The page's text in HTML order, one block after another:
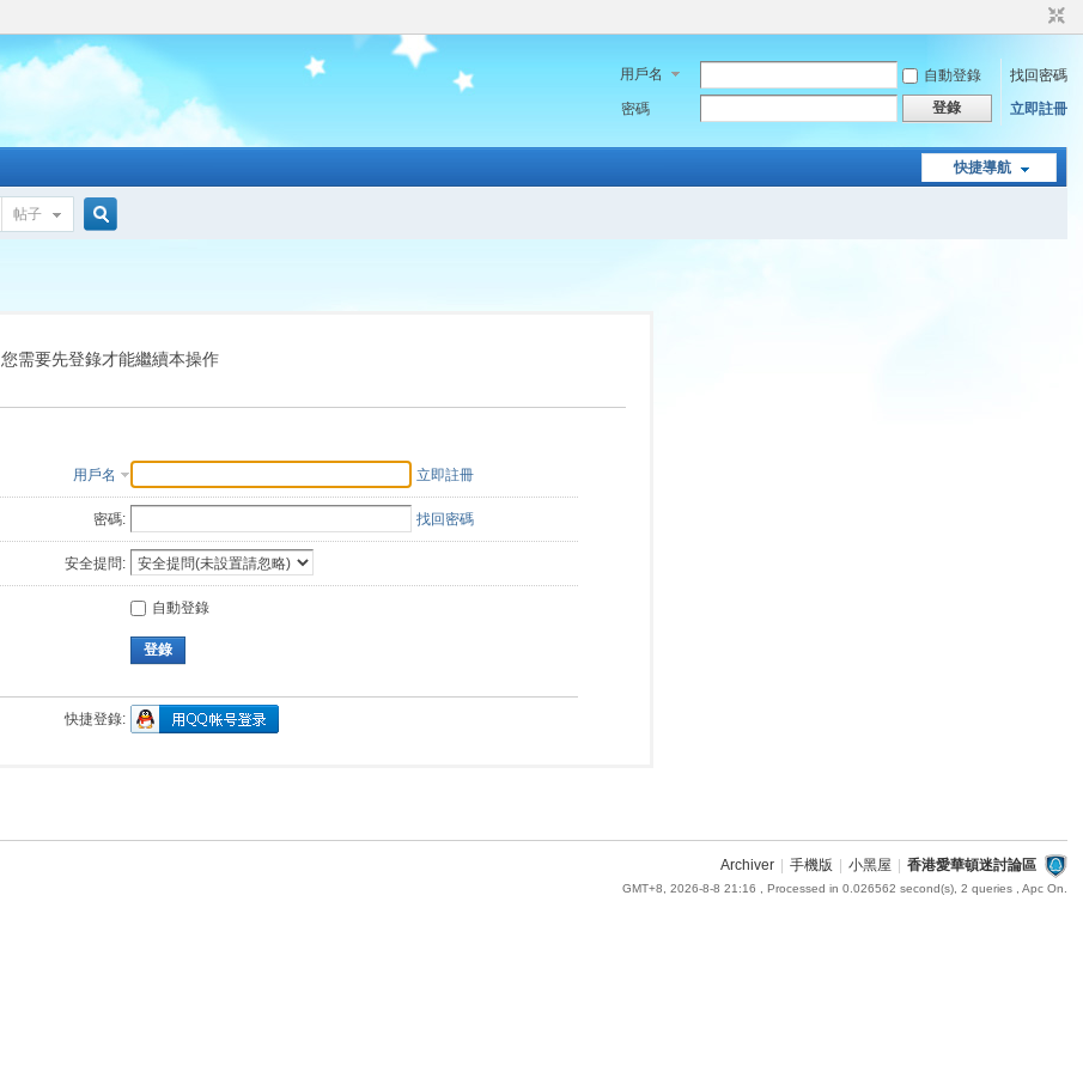
用戶名 自動登錄
找回密碼
密碼
登錄 立即註冊
快捷導航
帖子
索
您需要先登錄才能繼續本操作
用戶名 立即註冊
密碼: 找回密碼
安全提問:
自動登錄
登錄
快捷登錄:
Archiver 手機版 小黑屋 香港愛華頓迷討論區
GMT+8, 2026-8-8 21:16 , Processed in 0.026562 second(s), 2 queries , Apc On.